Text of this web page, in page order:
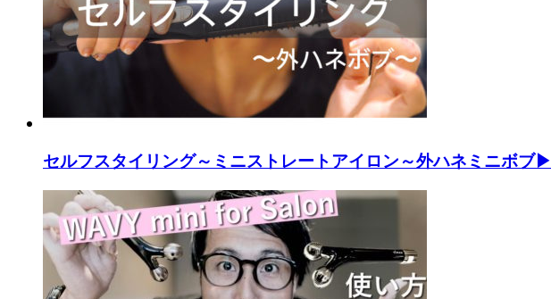
セルフスタイリング～ミニストレートアイロン～外ハネミニボブ▶